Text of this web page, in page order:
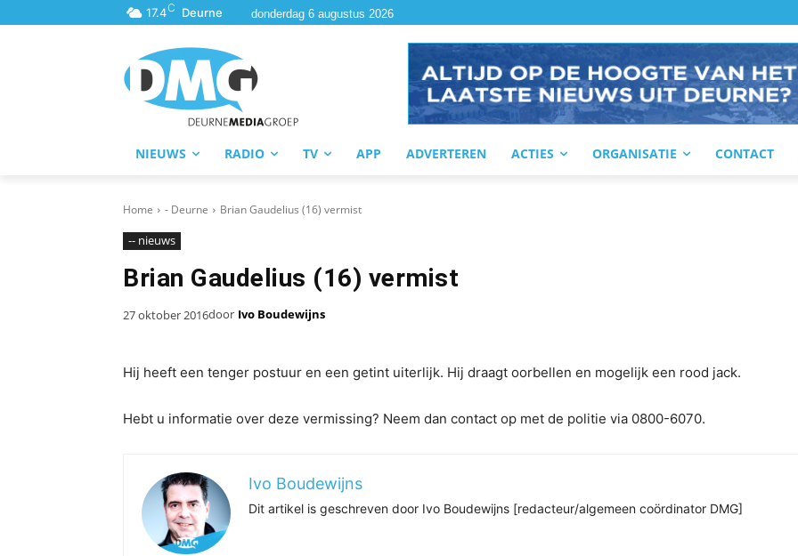
17.4C Deurne donderdag 6 augustus 2026
NIEUWS RADIO TV APP ADVERTEREN ACTIES ORGANISATIE CONTACT
Home - Deurne Brian Gaudelius (16) vermist
-- nieuws
Brian Gaudelius (16) vermist
27 oktober 2016door Ivo Boudewijns
Hij heeft een tenger postuur en een getint uiterlijk. Hij draagt oorbellen en mogelijk een rood jack.
Hebt u informatie over deze vermissing? Neem dan contact op met de politie via 0800-6070.
Ivo Boudewijns
Dit artikel is geschreven door Ivo Boudewijns [redacteur/algemeen coördinator DMG]